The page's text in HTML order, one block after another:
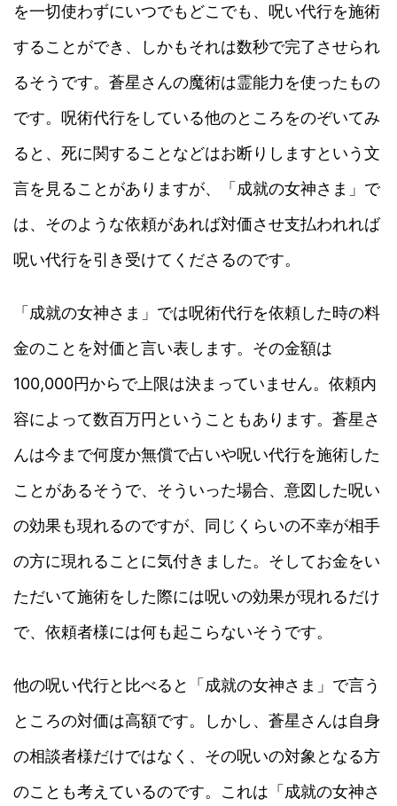
を一切使わずにいつでもどこでも、呪い代行を施術
することができ、しかもそれは数秒で完了させられ
るそうです。蒼星さんの魔術は霊能力を使ったもの
です。呪術代行をしている他のところをのぞいてみ
ると、死に関することなどはお断りしますという文
言を見ることがありますが、「成就の女神さま」で
は、そのような依頼があれば対価させ支払われれば
呪い代行を引き受けてくださるのです。
「成就の女神さま」では呪術代行を依頼した時の料
金のことを対価と言い表します。その金額は
100,000円からで上限は決まっていません。依頼内
容によって数百万円ということもあります。蒼星さ
んは今まで何度か無償で占いや呪い代行を施術した
ことがあるそうで、そういった場合、意図した呪い
の効果も現れるのですが、同じくらいの不幸が相手
の方に現れることに気付きました。そしてお金をい
ただいて施術をした際には呪いの効果が現れるだけ
で、依頼者様には何も起こらないそうです。
他の呪い代行と比べると「成就の女神さま」で言う
ところの対価は高額です。しかし、蒼星さんは自身
の相談者様だけではなく、その呪いの対象となる方
のことも考えているのです。これは「成就の女神さ